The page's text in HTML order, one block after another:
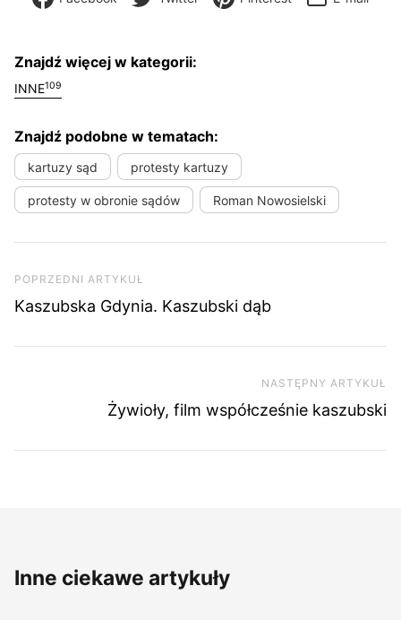
Znajdź więcej w kategorii:
INNE109
Znajdź podobne w tematach:
kartuzy sąd protesty kartuzy
protesty w obronie sądów Roman Nowosielski
Poprzedni artykuł
POPRZEDNI ARTYKUŁ
Kaszubska Gdynia. Kaszubski dąb
NASTĘPNY ARTYKUŁ
Żywioły, film współcześnie kaszubski
Inne ciekawe artykuły